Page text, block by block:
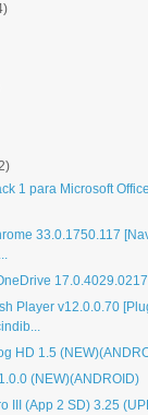
1 para Microsoft
33.0.1750.117
17.0.4029.0217
Player v12.0.0.70
HD 1.5
(NEW)(ANDROID)
III (App 2 SD) 3.25